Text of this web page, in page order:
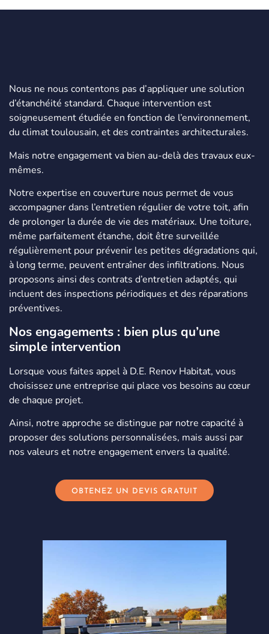
Nous ne nous contentons pas d’appliquer une solution
d’étanchéité standard. Chaque intervention est
soigneusement étudiée en fonction de l’environnement,
du climat toulousain, et des contraintes architecturales.
Mais notre engagement va bien au-delà des travaux eux-
mêmes.
Notre expertise en couverture nous permet de vous
accompagner dans l’entretien régulier de votre toit, afin
de prolonger la durée de vie des matériaux. Une toiture,
même parfaitement étanche, doit être surveillée
régulièrement pour prévenir les petites dégradations qui,
à long terme, peuvent entraîner des infiltrations. Nous
proposons ainsi des contrats d’entretien adaptés, qui
incluent des inspections périodiques et des réparations
préventives.
Nos engagements : bien plus qu’une
simple intervention
Lorsque vous faites appel à D.E. Renov Habitat, vous
choisissez une entreprise qui place vos besoins au cœur
de chaque projet.
Ainsi, notre approche se distingue par notre capacité à
proposer des solutions personnalisées, mais aussi par
nos valeurs et notre engagement envers la qualité.
OBTENEZ UN DEVIS GRATUIT